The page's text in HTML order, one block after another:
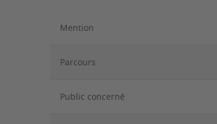
Mention
Parcours
Public concerné